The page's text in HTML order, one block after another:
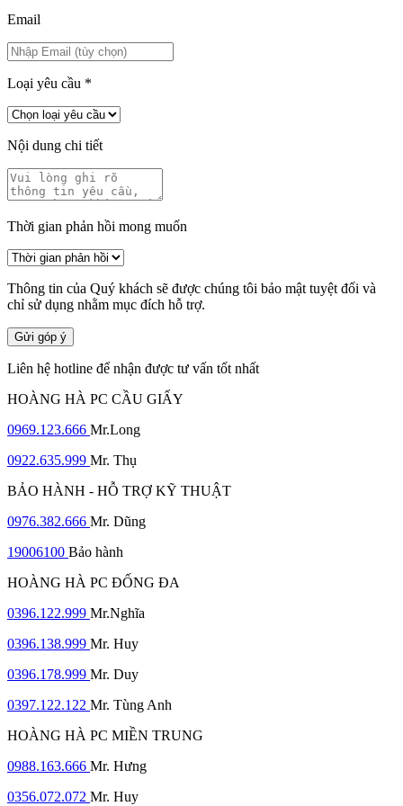
Email
Loại yêu cầu *
Nội dung chi tiết
Thời gian phản hồi mong muốn
Thông tin của Quý khách sẽ được chúng tôi bảo mật tuyệt đối và
chỉ sử dụng nhằm mục đích hỗ trợ.
Gửi góp ý
Liên hệ hotline để nhận được tư vấn tốt nhất
HOÀNG HÀ PC CẦU GIẤY
0969.123.666 Mr.Long
0922.635.999 Mr. Thụ
BẢO HÀNH - HỖ TRỢ KỸ THUẬT
0976.382.666 Mr. Dũng
19006100 Bảo hành
HOÀNG HÀ PC ĐỐNG ĐA
0396.122.999 Mr.Nghĩa
0396.138.999 Mr. Huy
0396.178.999 Mr. Duy
0397.122.122 Mr. Tùng Anh
HOÀNG HÀ PC MIỀN TRUNG
0988.163.666 Mr. Hưng
0356.072.072 Mr. Huy